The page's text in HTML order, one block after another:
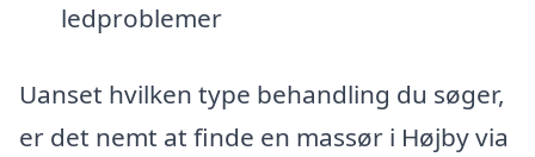
ledproblemer
Uanset hvilken type behandling du søger,
er det nemt at finde en massør i Højby via